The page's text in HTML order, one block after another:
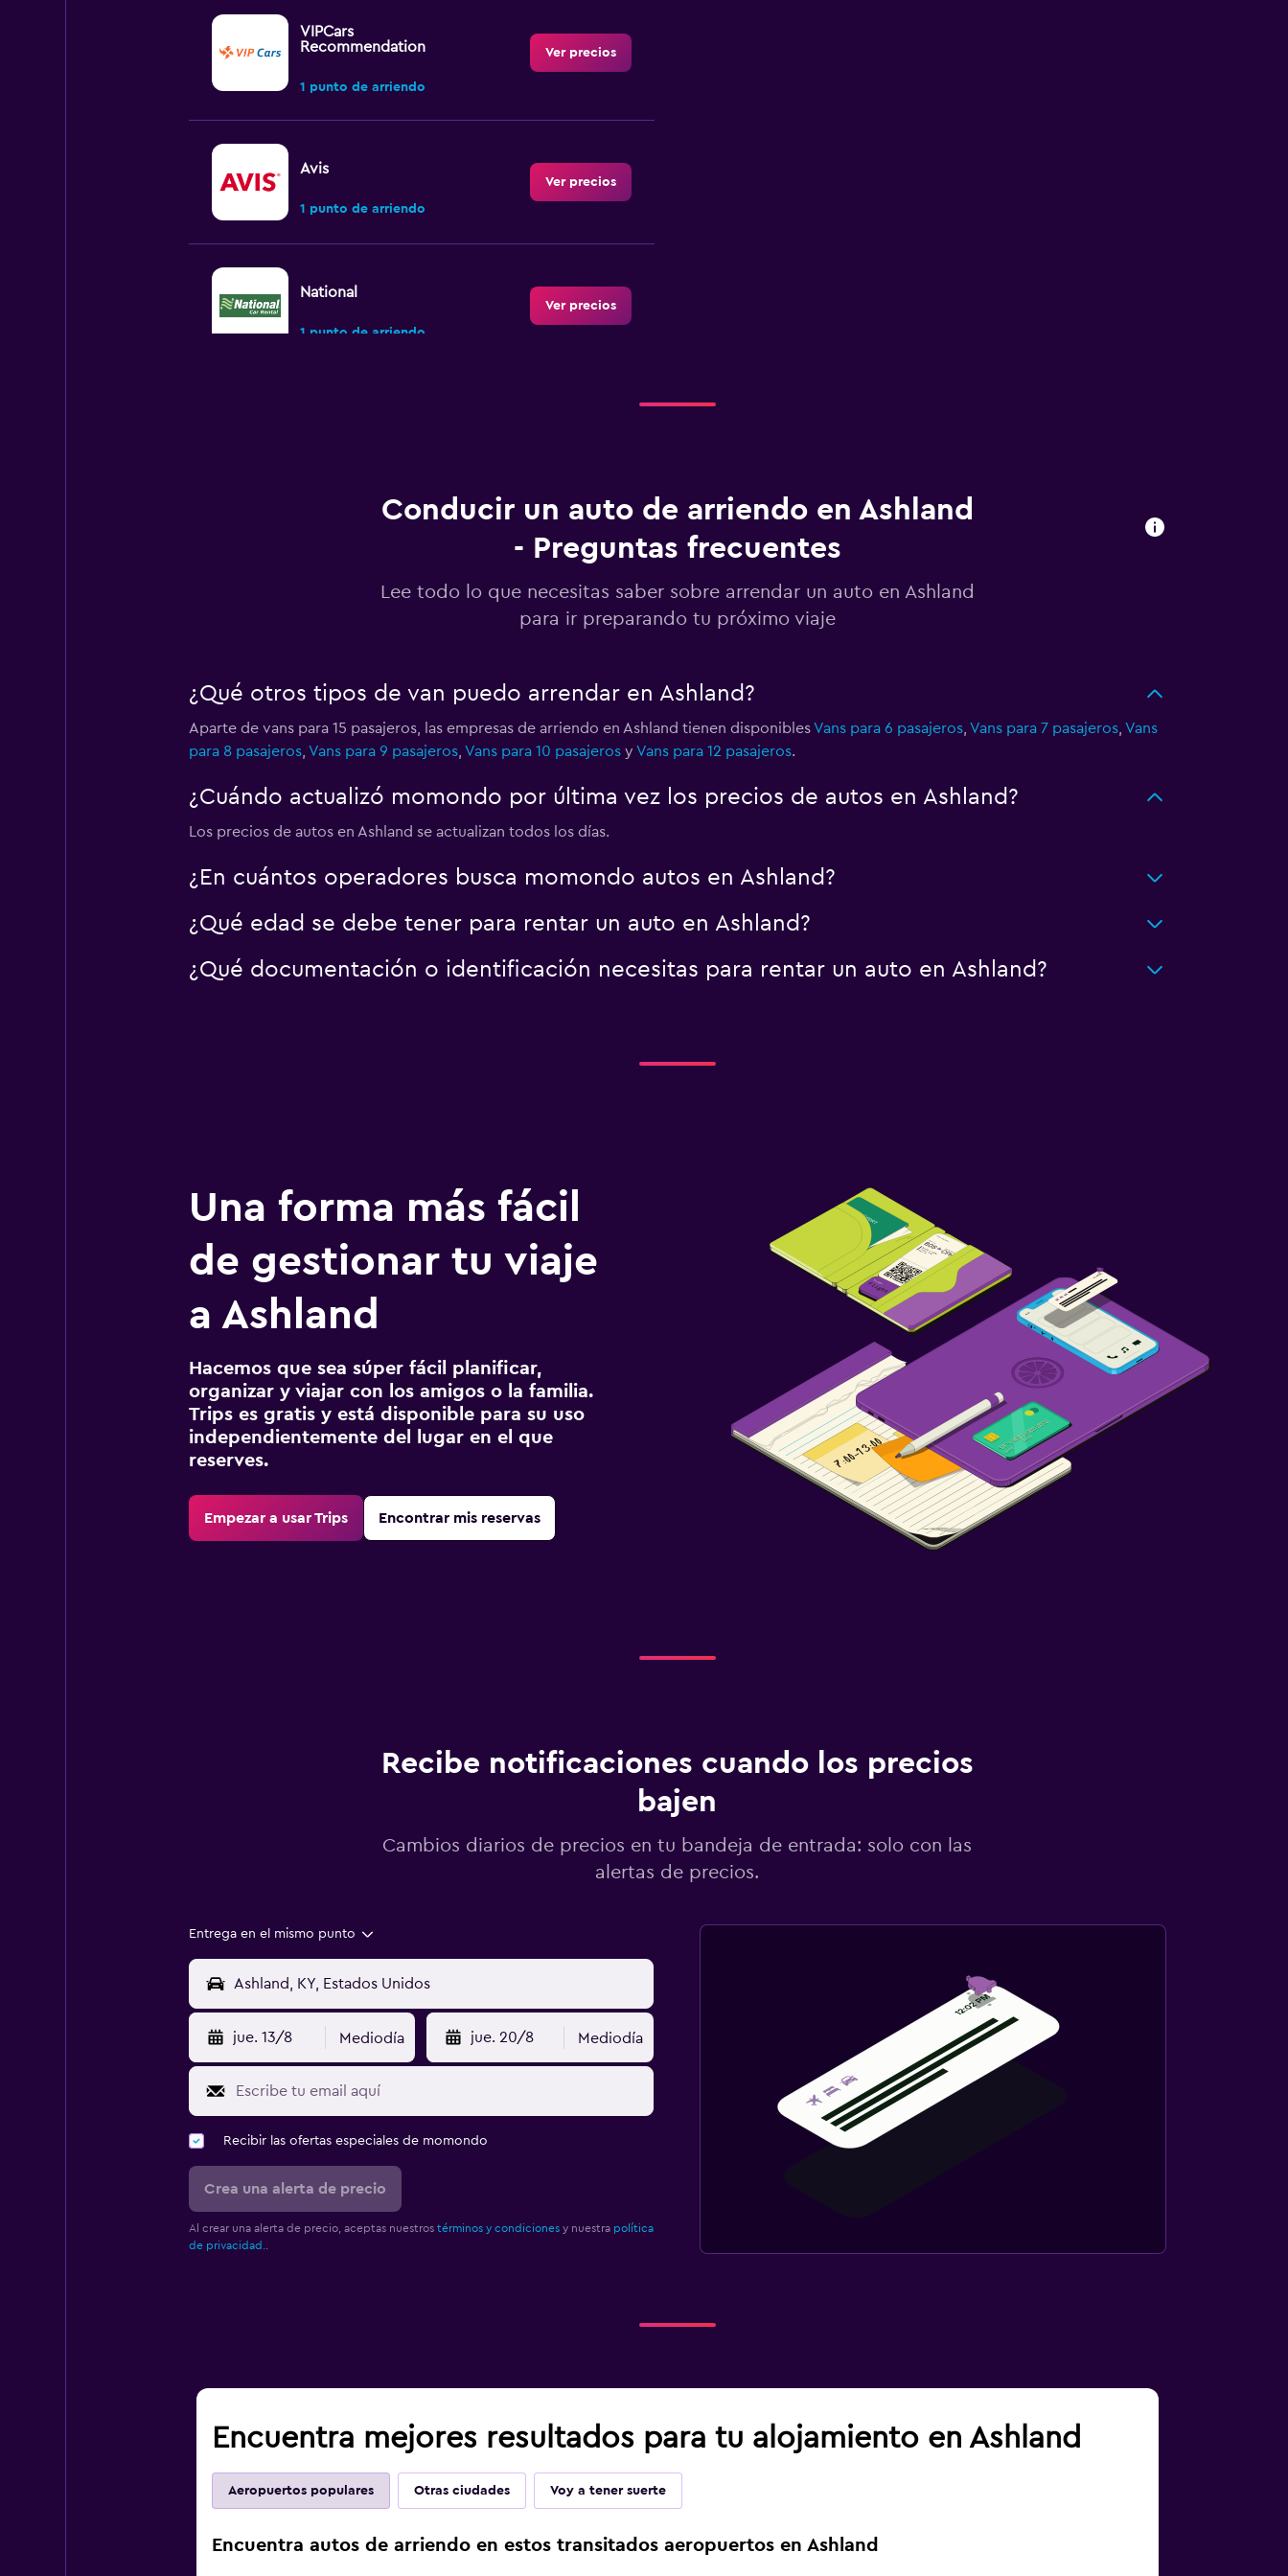
VIPCars
Recommendation
1 punto de arriendo
Ver precios
Avis
1 punto de arriendo
Ver precios
National
1 punto de arriendo
Ver precios
Ver precios
2 puntos de arriendo
Alamo
1 punto de arriendo
Ver precios
Conducir un auto de arriendo en Ashland
- Preguntas frecuentes
Lee todo lo que necesitas saber sobre arrendar un auto en Ashland
para ir preparando tu próximo viaje
¿Qué otros tipos de van puedo arrendar en Ashland?
Aparte de vans para 15 pasajeros, las empresas de arriendo en Ashland tienen disponiblesVans para 6 pasajeros, Vans para 7 pasajeros, Vans
para 8 pasajeros, Vans para 9 pasajeros, Vans para 10 pasajerosy Vans para 12 pasajeros.
¿Cuándo actualizó momondo por última vez los precios de autos en Ashland?
Los precios de autos en Ashland se actualizan todos los días.
¿En cuántos operadores busca momondo autos en Ashland?
¿Qué edad se debe tener para rentar un auto en Ashland?
¿Qué documentación o identificación necesitas para rentar un auto en Ashland?
Una forma más fácil
de gestionar tu viaje
a Ashland
Hacemos que sea súper fácil planificar,
organizar y viajar con los amigos o la familia.
Trips es gratis y está disponible para su uso
independientemente del lugar en el que
reserves.
Empezar a usar Trips Encontrar mis reservas
Recibe notificaciones cuando los precios
bajen
Cambios diarios de precios en tu bandeja de entrada: solo con las
alertas de precios.
Entrega en el mismo punto
jue. 13/8 Mediodía jue. 20/8 Mediodía
Recibir las ofertas especiales de momondo
Crea una alerta de precio
Al crear una alerta de precio, aceptas nuestros términos y condicionesy nuestra política
de privacidad.
Encuentra mejores resultados para tu alojamiento en Ashland
Aeropuertos populares Otras ciudades Voy a tener suerte
Encuentra autos de arriendo en estos transitados aeropuertos en Ashland